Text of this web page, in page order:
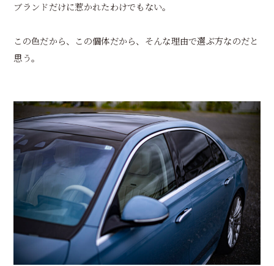
ブランドだけに惹かれたわけでもない。
この色だから、この個体だから、そんな理由で選ぶ方なのだと
思う。